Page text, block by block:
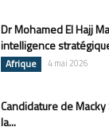
Dr Mohamed El Hajj
intelligence
Afrique 4 mai 2026
Candidature de Macky
la...